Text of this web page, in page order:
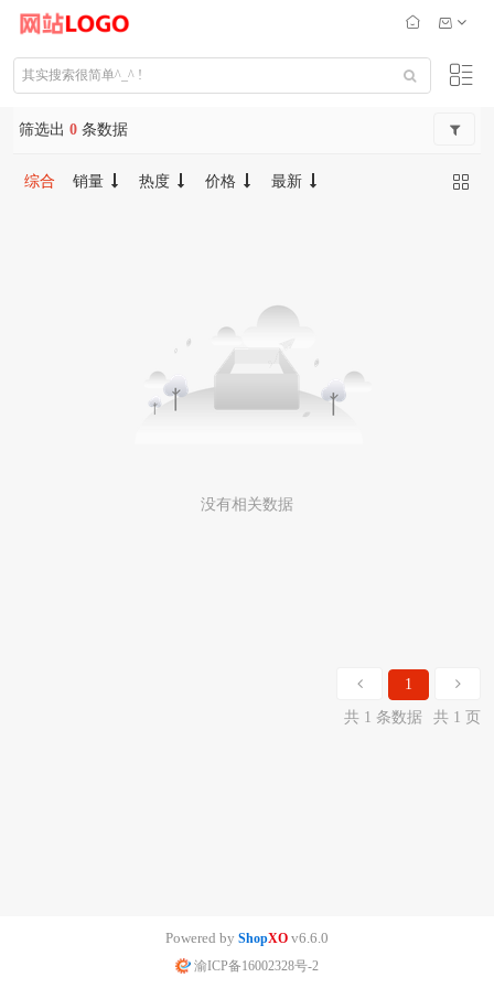
筛选出 0 条数据
综合 销量 热度 价格 最新
没有相关数据
1
共 1 条数据
共 1 页
Powered by ShopXO v6.6.0
渝ICP备16002328号-2